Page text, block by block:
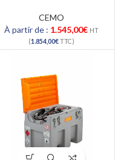
CEMO
À partir de : 1.545,00€ HT
(1.854,00€TTC)